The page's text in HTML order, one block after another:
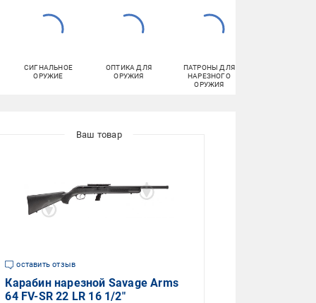
СИГНАЛЬНОЕ
ОРУЖИЕ
ОПТИКА ДЛЯ
ОРУЖИЯ
ПАТРОНЫ ДЛЯ
НАРЕЗНОГО
ОРУЖИЯ
оставить отзыв
Карабин нарезной Savage Arms
64 FV-SR 22 LR 16 1/2"